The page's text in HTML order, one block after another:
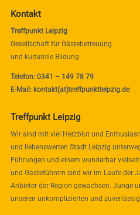
Kontakt
Treffpunkt Leipzig
Gesellschaft für Gästebetreuung
und kulturelle Bildung
Telefon: 0341 – 149 78 79
E-Mail: kontakt(at)treffpunktleipzig.de
Treffpunkt Leipzig
Wir sind mit viel Herzblut und
und liebenswerten Stadt Leipzig
Führungen und einem wunderbar
und Gästeführern sind wir im Laufe der
Anbieter der Region gewachsen. Junge
unseren unkomplizierten und